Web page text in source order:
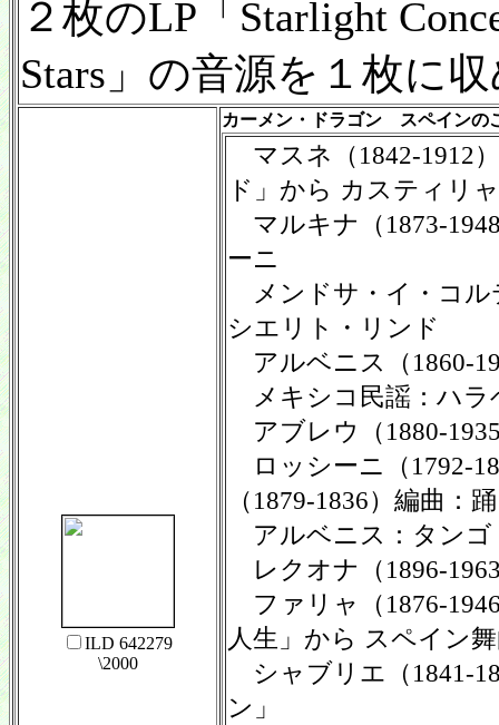
２枚のLP「Starlight
Stars」の音源を１枚に
ILD 642279
\2000
カーメン・ドラゴン スペインの
マスネ（1842-1912
ド」から カスティリ
マルキナ（1873-
ーニ
メンドサ・イ・コル
シエリト・リンド
アルベニス（1860-
メキシコ民謡：ハラ
アブレウ（1880-
ロッシーニ（1792-
（1879-1836）編曲：
アルベニス：タンゴ
レクオナ（1896-
ファリャ（1876-
人生」から スペイン
シャブリエ（1841-
ン」